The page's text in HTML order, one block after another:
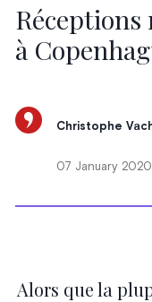
Réceptions
à
Christophe
07 January 2020
Alors que la